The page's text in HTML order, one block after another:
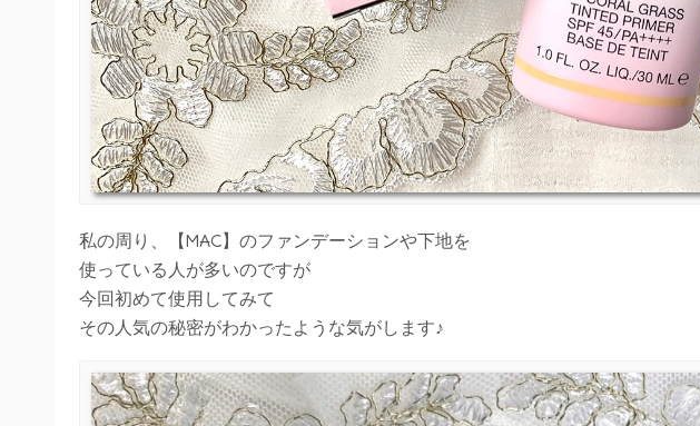
私の周り、【MAC】のファンデーションや下地を
使っている人が多いのですが
今回初めて使用してみて
その人気の秘密がわかったような気がします♪